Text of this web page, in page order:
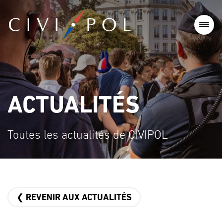
ACTUALITÉS
Toutes les actualités de CIVIPOL
❮ REVENIR AUX ACTUALITÉS